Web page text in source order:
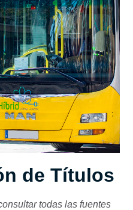
de Títulos
todas las fuentes